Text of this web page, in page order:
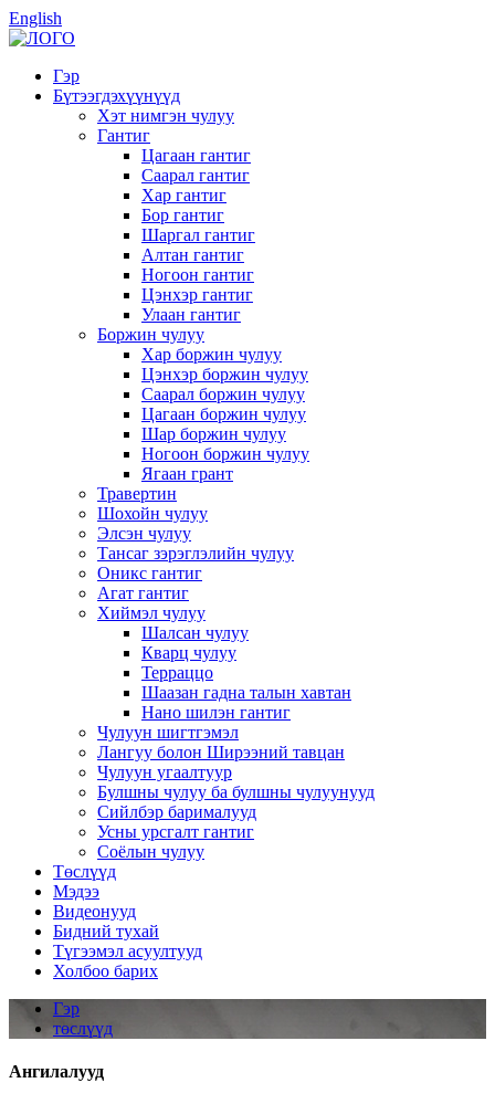
English
Гэр
Бүтээгдэхүүнүүд
Хэт нимгэн чулуу
Гантиг
Цагаан гантиг
Саарал гантиг
Хар гантиг
Бор гантиг
Шаргал гантиг
Алтан гантиг
Ногоон гантиг
Цэнхэр гантиг
Улаан гантиг
Боржин чулуу
Хар боржин чулуу
Цэнхэр боржин чулуу
Саарал боржин чулуу
Цагаан боржин чулуу
Шар боржин чулуу
Ногоон боржин чулуу
Ягаан грант
Травертин
Шохойн чулуу
Элсэн чулуу
Тансаг зэрэглэлийн чулуу
Оникс гантиг
Агат гантиг
Хиймэл чулуу
Шалсан чулуу
Кварц чулуу
Терраццо
Шаазан гадна талын хавтан
Нано шилэн гантиг
Чулуун шигтгэмэл
Лангуу болон Ширээний тавцан
Чулуун угаалтуур
Булшны чулуу ба булшны чулуунууд
Сийлбэр барималууд
Усны урсгалт гантиг
Соёлын чулуу
Төслүүд
Мэдээ
Видеонууд
Бидний тухай
Түгээмэл асуултууд
Холбоо барих
Гэр
төслүүд
Ангилалууд